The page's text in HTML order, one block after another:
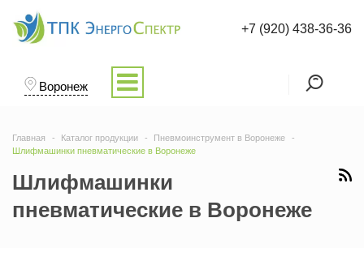
Воронеж
+7 (920) 438-36-36
Главная Каталог продукции
Пневмоинструмент в Воронеже
Шлифмашинки пневматические в Воронеже
Шлифмашинки
пневматические в Воронеже